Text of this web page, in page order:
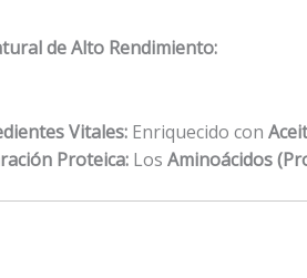
de Alto Rendimiento:
Vitales: Enriquecido con
Proteica: Los Aminoácidos